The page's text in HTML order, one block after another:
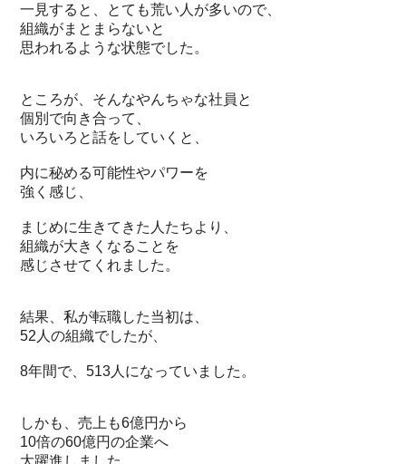
一見すると、とても荒い人が多いので、
組織がまとまらないと
思われるような状態でした。
ところが、そんなやんちゃな社員と
個別で向き合って、
いろいろと話をしていくと、
内に秘める可能性やパワーを
強く感じ、
まじめに生きてきた人たちより、
組織が大きくなることを
感じさせてくれました。
結果、私が転職した当初は、
52人の組織でしたが、
8年間で、513人になっていました。
しかも、売上も6億円から
10倍の60億円の企業へ
大躍進しました。